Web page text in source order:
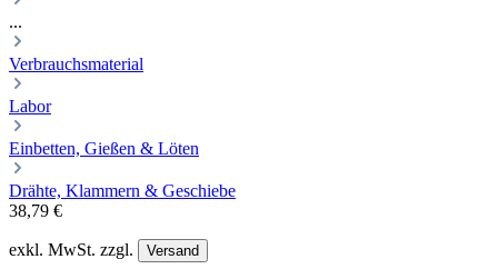
...
Verbrauchsmaterial
Labor
Einbetten, Gießen & Löten
Drähte, Klammern & Geschiebe
38,79 €
exkl. MwSt. zzgl. Versand